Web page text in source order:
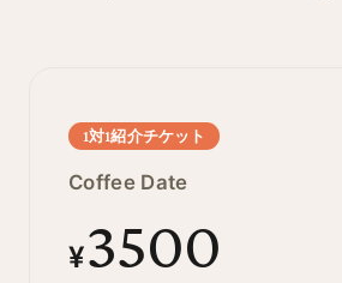
1対1紹介チケット
Coffee Date
¥3500